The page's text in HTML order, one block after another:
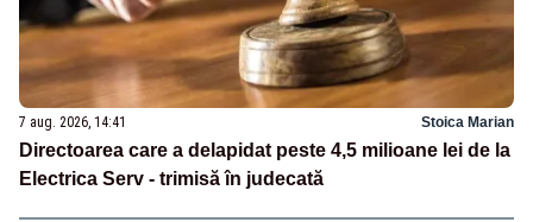
7 aug. 2026, 14:41 Stoica Marian
Directoarea care a delapidat peste 4,5 milioane lei de la
Electrica Serv - trimisă în judecată